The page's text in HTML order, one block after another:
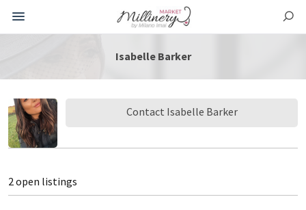
Isabelle Barker
Contact Isabelle Barker
2 open listings